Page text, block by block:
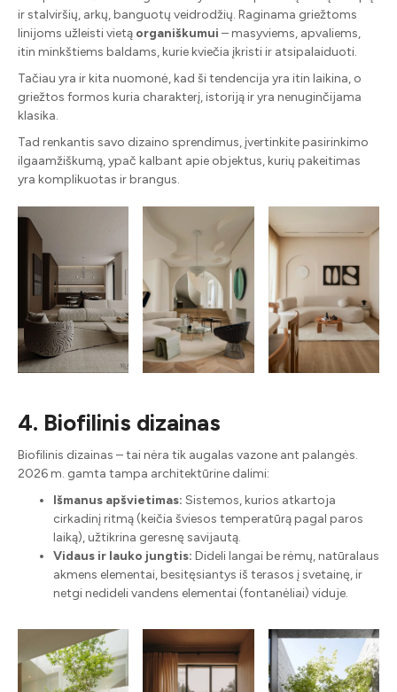
ir stalviršių, arkų, banguotų veidrodžių. Raginama griežtoms
linijoms užleisti vietą organiškumui – masyviems, apvaliems,
itin minkštiems baldams, kurie kviečia įkristi ir atsipalaiduoti.
Tačiau yra ir kita nuomonė, kad ši tendencija yra itin laikina, o
griežtos formos kuria charakterį, istoriją ir yra nenuginčijama
klasika.
Tad renkantis savo dizaino sprendimus, įvertinkite pasirinkimo
ilgaamžiškumą, ypač kalbant apie objektus, kurių pakeitimas
yra komplikuotas ir brangus.
4. Biofilinis dizainas
Biofilinis dizainas – tai nėra tik augalas vazone ant palangės.
2026 m. gamta tampa architektūrine dalimi:
Išmanus apšvietimas: Sistemos, kurios atkartoja
cirkadinį ritmą (keičia šviesos temperatūrą pagal paros
laiką), užtikrina geresnę savijautą.
Vidaus ir lauko jungtis: Dideli langai be rėmų, natūralaus
akmens elementai, besitęsiantys iš terasos į svetainę, ir
netgi nedideli vandens elementai (fontanėliai) viduje.